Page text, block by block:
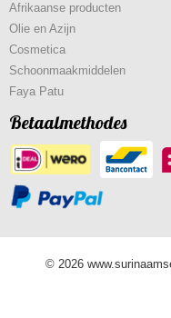
Afrikaanse producten
Olie en Azijn
Cosmetica
Schoonmaakmiddelen
Faya Patu
Betaalmethodes
© 2026